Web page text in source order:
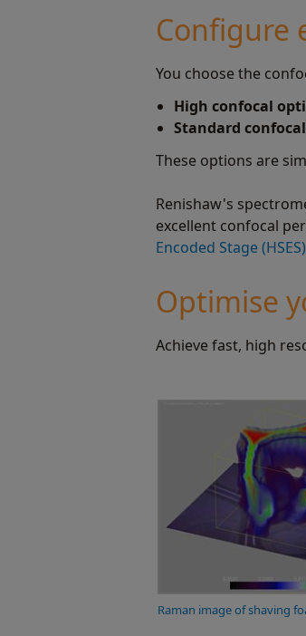
Configure
You choose the
High confocal
Standard
These options are
Renishaw's
excellent confocal
Encoded Stage
Optimise
Achieve fast, high
Raman image of shaving